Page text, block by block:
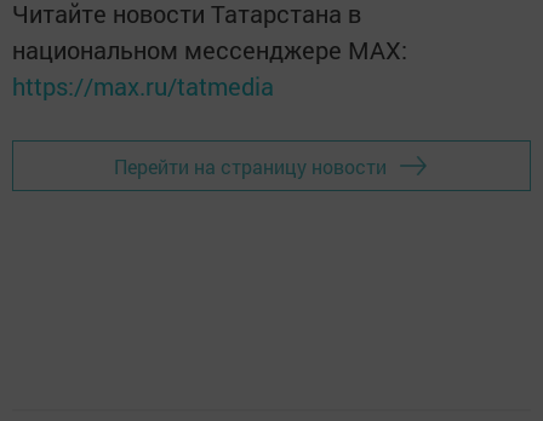
Читайте новости Татарстана в
национальном мессенджере MАХ:
https://max.ru/tatmedia
Перейти на страницу новости